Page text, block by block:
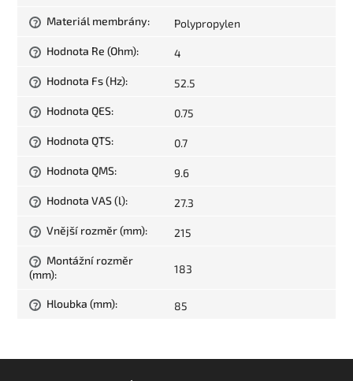
? Materiál membrány: Polypropylen
? Hodnota Re (Ohm): 4
? Hodnota Fs (Hz): 52.5
? Hodnota QES: 0.75
? Hodnota QTS: 0.7
? Hodnota QMS: 9.6
? Hodnota VAS (l): 27.3
? Vnější rozměr (mm): 215
?
Montážní rozměr
(mm): 183
? Hloubka (mm): 85